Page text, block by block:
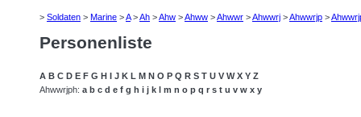
> Soldaten > Marine >A>Ah >Ahw >Ahww >Ahwwr >Ahwwrj >Ahwwrjp >
Personenliste
A B C D E F G H I J K L M N O P Q R S T U V W X Y Z
Ahwwrjph: a b c d e f g h i j k l m n o p q r s t u v w x y